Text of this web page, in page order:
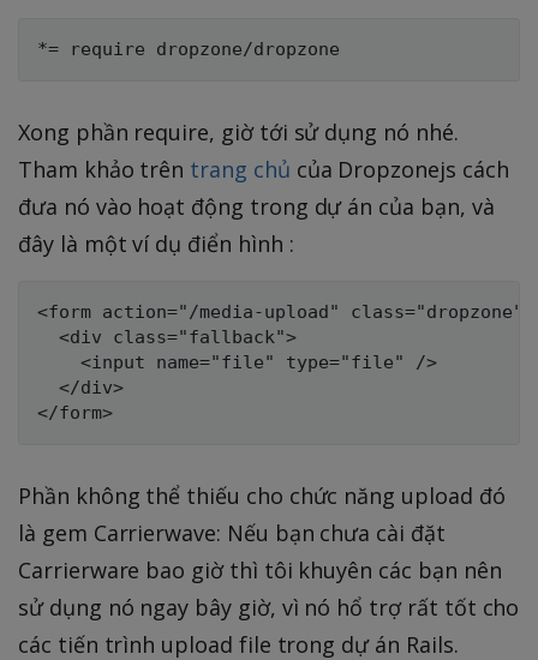
Xong phần require, giờ tới sử dụng nó nhé.
Tham khảo trên trang chủ của Dropzonejs cách
đưa nó vào hoạt động trong dự án của bạn, và
đây là một ví dụ điển hình :
<form action="/media-upload" class="dropzone">
  <div class="fallback">
    <input name="file" type="file" />
  </div>
Phần không thể thiếu cho chức năng upload đó
là gem Carrierwave: Nếu bạn chưa cài đặt
Carrierware bao giờ thì tôi khuyên các bạn nên
sử dụng nó ngay bây giờ, vì nó hổ trợ rất tốt cho
các tiến trình upload file trong dự án Rails.